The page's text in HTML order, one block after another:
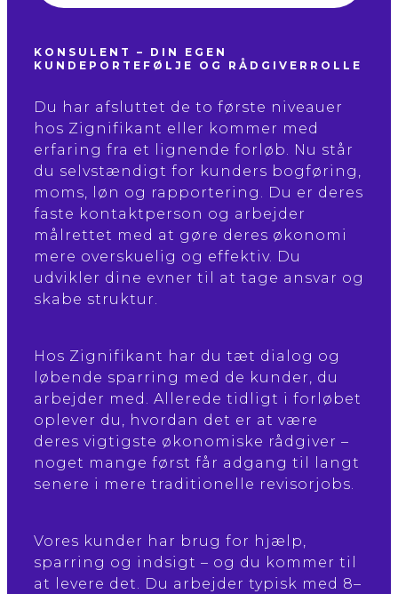
KONSULENT – DIN EGEN
KUNDEPORTEFØLJE OG RÅDGIVERROLLE
Du har afsluttet de to første niveauer
hos Zignifikant eller kommer med
erfaring fra et lignende forløb. Nu står
du selvstændigt for kunders bogføring,
moms, løn og rapportering. Du er deres
faste kontaktperson og arbejder
målrettet med at gøre deres økonomi
mere overskuelig og effektiv. Du
udvikler dine evner til at tage ansvar og
skabe struktur.
Hos Zignifikant har du tæt dialog og
løbende sparring med de kunder, du
arbejder med. Allerede tidligt i forløbet
oplever du, hvordan det er at være
deres vigtigste økonomiske rådgiver –
noget mange først får adgang til langt
senere i mere traditionelle revisorjobs.
Vores kunder har brug for hjælp,
sparring og indsigt – og du kommer til
at levere det. Du arbejder typisk med 8–